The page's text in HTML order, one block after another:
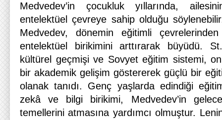
Medvedev’in çocukluk yıllarında,
entelektüel çevreye sahip olduğu
Medvedev, dönemin eğitimli
entelektüel birikimini arttırarak büyüdü.
kültürel geçmişi ve Sovyet eğitim sistemi,
bir akademik gelişim göstererek güçlü bir
olanak tanıdı. Genç yaşlarda edindiği
zekâ ve bilgi birikimi, Medvedev’in
temellerini atmasına yardımcı olmuştur.